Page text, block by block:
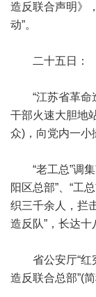
造反联合声明》
动”。
二十五日：
“江苏省革命造
干部火速大胆地
众)，向党内一小
“老工总”调集
阳区总部”、“工
织三千余人，拦
造反队”，长达十
省公安厅“红宪
造反联合总部”(简